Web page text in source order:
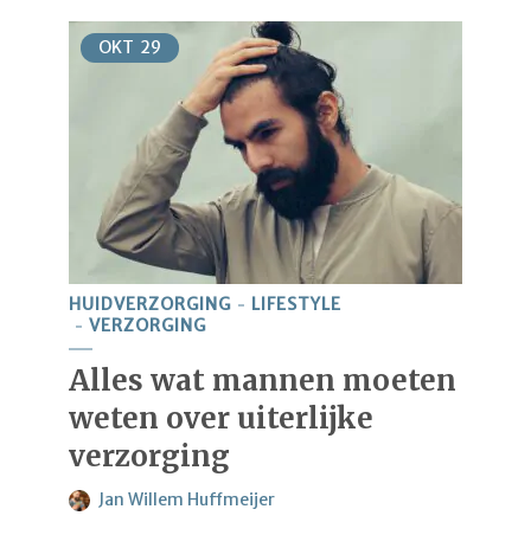
OKT 29
HUIDVERZORGING
LIFESTYLE
VERZORGING
Alles wat mannen moeten
weten over uiterlijke
verzorging
Jan Willem Huffmeijer